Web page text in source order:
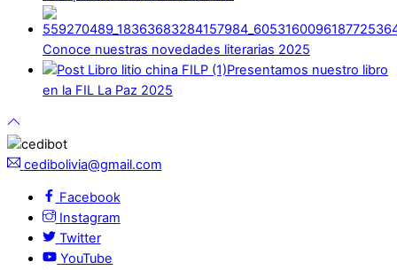
Conoce nuestras novedades literarias 2025
Presentamos nuestro libro
en la FIL La Paz 2025
cedibolivia@gmail.com
Facebook
Instagram
Twitter
YouTube